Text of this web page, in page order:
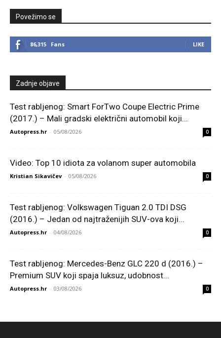
Povežimo se
86,315 Fans LIKE
Zadnje objave
Test rabljenog: Smart ForTwo Coupe Electric Prime
(2017.) – Mali gradski električni automobil koji...
Autopress.hr - 05/08/2026 0
Video: Top 10 idiota za volanom super automobila
Kristian Sikavičev - 05/08/2026 0
Test rabljenog: Volkswagen Tiguan 2.0 TDI DSG
(2016.) – Jedan od najtraženijih SUV-ova koji...
Autopress.hr - 04/08/2026 0
Test rabljenog: Mercedes-Benz GLC 220 d (2016.) –
Premium SUV koji spaja luksuz, udobnost...
Autopress.hr - 03/08/2026 0